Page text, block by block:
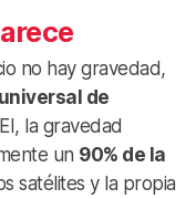
no hay gravedad,
de
la gravedad
un 90% de la
satélites y la propia